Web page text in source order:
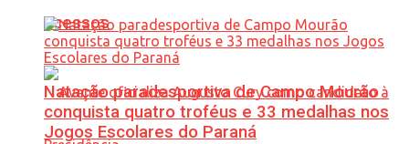
acessos
Natação paradesportiva de Campo Mourão
conquista quatro troféus e 33 medalhas nos
Jogos Escolares do Paraná